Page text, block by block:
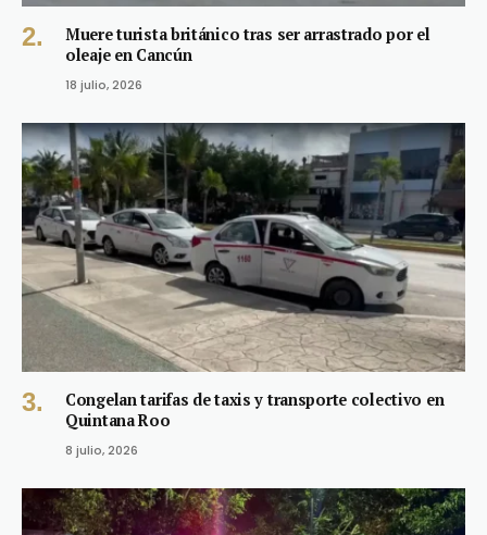
Muere turista británico tras ser arrastrado por el
oleaje en Cancún
18 julio, 2026
Congelan tarifas de taxis y transporte colectivo en
Quintana Roo
8 julio, 2026